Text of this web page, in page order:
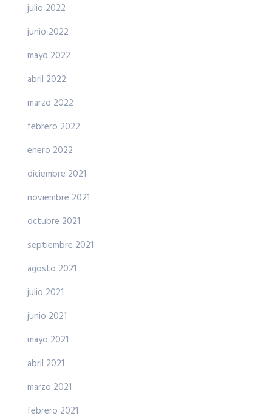
julio 2022
junio 2022
mayo 2022
abril 2022
marzo 2022
febrero 2022
enero 2022
diciembre 2021
noviembre 2021
octubre 2021
septiembre 2021
agosto 2021
julio 2021
junio 2021
mayo 2021
abril 2021
marzo 2021
febrero 2021